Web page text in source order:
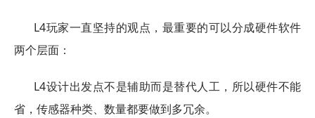
L4玩家一直坚持的观点，最重要的可以分成硬件软件
两个层面：
L4设计出发点不是辅助而是替代人工，所以硬件不能
省，传感器种类、数量都要做到多冗余。